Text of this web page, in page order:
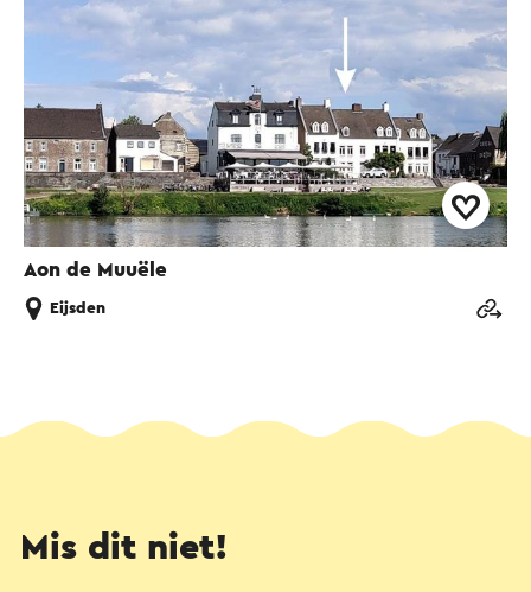
Aon de Muuële
Eijsden
Mis dit niet!